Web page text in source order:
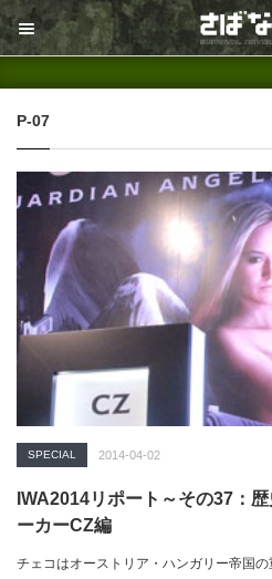
サイト
P-07
SPECIAL 2014-04-02
IWA2014リポート～その37：
ーカーCZ編
チェコはオーストリア・ハンガリー帝国